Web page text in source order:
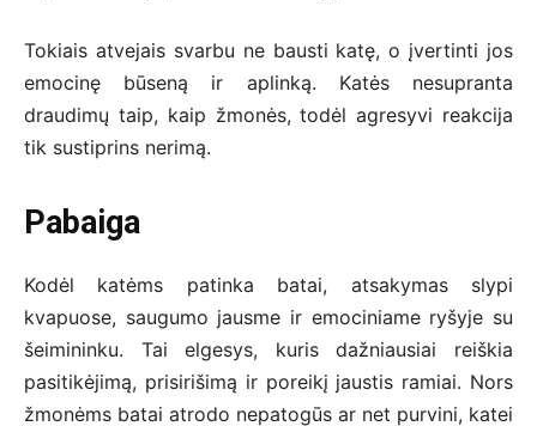
Tokiais atvejais svarbu ne bausti katę, o įvertinti jos
emocinę būseną ir aplinką. Katės nesupranta
draudimų taip, kaip žmonės, todėl agresyvi reakcija
tik sustiprins nerimą.
Pabaiga
Kodėl katėms patinka batai, atsakymas slypi
kvapuose, saugumo jausme ir emociniame ryšyje su
šeimininku. Tai elgesys, kuris dažniausiai reiškia
pasitikėjimą, prisirišimą ir poreikį jaustis ramiai. Nors
žmonėms batai atrodo nepatogūs ar net purvini, katei